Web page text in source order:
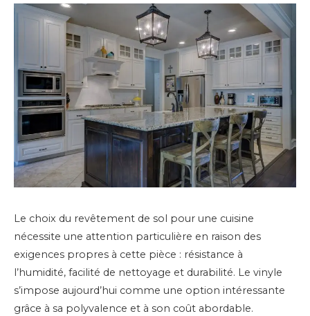
Le choix du revêtement de sol pour une cuisine
nécessite une attention particulière en raison des
exigences propres à cette pièce : résistance à
l’humidité, facilité de nettoyage et durabilité. Le vinyle
s’impose aujourd’hui comme une option intéressante
grâce à sa polyvalence et à son coût abordable.